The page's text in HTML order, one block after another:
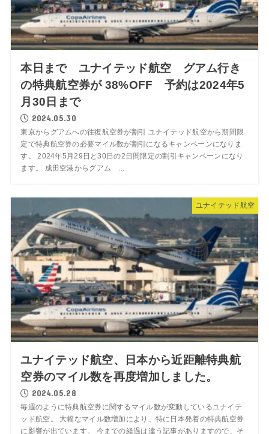
本日まで ユナイテッド航空 グアム行き
の特典航空券が 38%OFF 予約は2024年5
月30日まで
2024.05.30
東京からグアムへの往復航空券が割引 ユナイテッド航空から期間限
定で特典航空券の必要マイル数が割引になるキャンペーンになりま
す。 2024年5月29日と30日の2日間限定の割引キャンペーンになり
ます。 成田空港からグアム ...
ユナイテッド航空
ユナイテッド航空、日本から近距離特典航
空券のマイル数を再度増加しました。
2024.05.28
毎週のように特典航空券に関するマイル数が変動しているユナイテ
ッド航空。 大幅なマイル数増加により、特に日本発着の特典航空券
に影響が出ています。 今までの経過は違う記事がありますので、そ